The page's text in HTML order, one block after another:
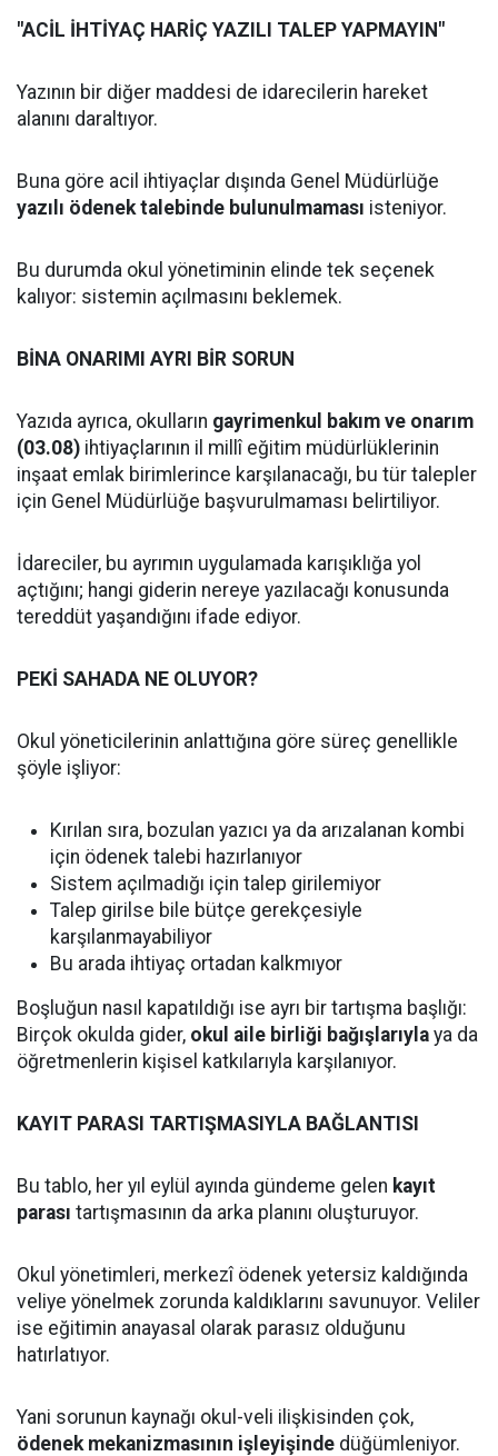
"ACİL İHTİYAÇ HARİÇ YAZILI TALEP YAPMAYIN"
Yazının bir diğer maddesi de idarecilerin hareket
alanını daraltıyor.
Buna göre acil ihtiyaçlar dışında Genel Müdürlüğe
yazılı ödenek talebinde bulunulmaması isteniyor.
Bu durumda okul yönetiminin elinde tek seçenek
kalıyor: sistemin açılmasını beklemek.
BİNA ONARIMI AYRI BİR SORUN
Yazıda ayrıca, okulların gayrimenkul bakım ve onarım
(03.08) ihtiyaçlarının il millî eğitim müdürlüklerinin
inşaat emlak birimlerince karşılanacağı, bu tür talepler
için Genel Müdürlüğe başvurulmaması belirtiliyor.
İdareciler, bu ayrımın uygulamada karışıklığa yol
açtığını; hangi giderin nereye yazılacağı konusunda
tereddüt yaşandığını ifade ediyor.
PEKİ SAHADA NE OLUYOR?
Okul yöneticilerinin anlattığına göre süreç genellikle
şöyle işliyor:
Kırılan sıra, bozulan yazıcı ya da arızalanan kombi
için ödenek talebi hazırlanıyor
Sistem açılmadığı için talep girilemiyor
Talep girilse bile bütçe gerekçesiyle
karşılanmayabiliyor
Bu arada ihtiyaç ortadan kalkmıyor
Boşluğun nasıl kapatıldığı ise ayrı bir tartışma başlığı:
Birçok okulda gider, okul aile birliği bağışlarıyla ya da
öğretmenlerin kişisel katkılarıyla karşılanıyor.
KAYIT PARASI TARTIŞMASIYLA BAĞLANTISI
Bu tablo, her yıl eylül ayında gündeme gelen kayıt
parası tartışmasının da arka planını oluşturuyor.
Okul yönetimleri, merkezî ödenek yetersiz kaldığında
veliye yönelmek zorunda kaldıklarını savunuyor. Veliler
ise eğitimin anayasal olarak parasız olduğunu
hatırlatıyor.
Yani sorunun kaynağı okul-veli ilişkisinden çok,
ödenek mekanizmasının işleyişinde düğümleniyor.